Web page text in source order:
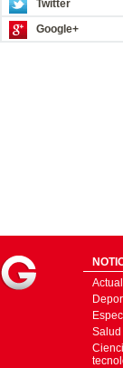
Twitter
Google+
Salud